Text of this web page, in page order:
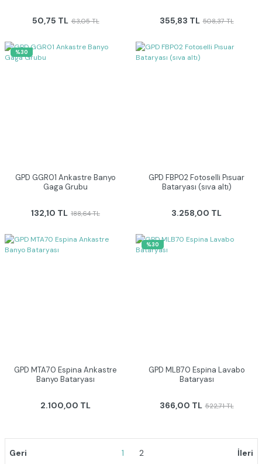
50,75 TL 63,05 TL 355,83 TL 508,37 TL
%30
GPD GGR01 Ankastre Banyo
Gaga Grubu
132,10 TL 188,64 TL
GPD FBP02 Fotoselli Pısuar
Bataryası (sıva altı)
3.258,00 TL
GPD MTA70 Espina Ankastre
Banyo Bataryası
2.100,00 TL
%30
GPD MLB70 Espina Lavabo
Bataryası
366,00 TL 522,71 TL
1 2